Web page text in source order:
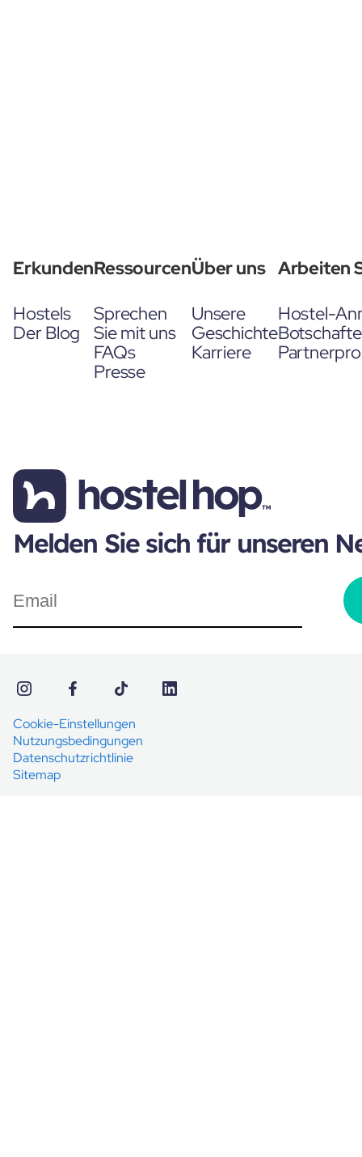
Erkunden
Hostels
Der Blog
Ressourcen
Sprechen
Sie mit uns
FAQs
Presse
Über uns
Unsere
Geschichte
Karriere
Arbeiten
Hostel-
Melden Sie sich für unseren
Cookie-Einstellungen
Nutzungsbedingungen
Datenschutzrichtlinie
Sitemap